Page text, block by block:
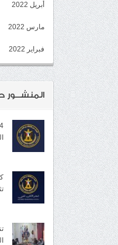
أبريل 2022
مارس 2022
فبراير 2022
المنشــور